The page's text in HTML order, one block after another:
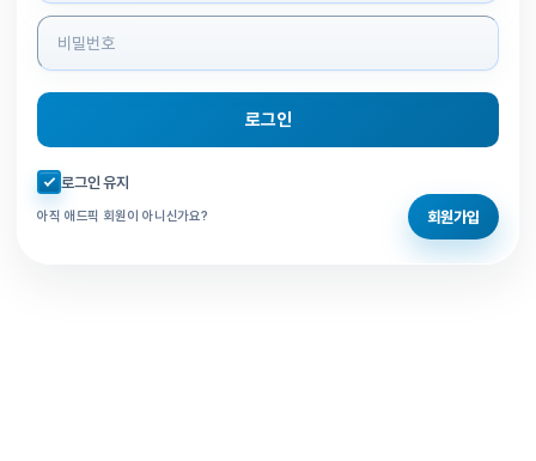
로그인
자동로그인 체크
로그인 유지
아직 애드픽 회원이 아니신가요? 회원가입